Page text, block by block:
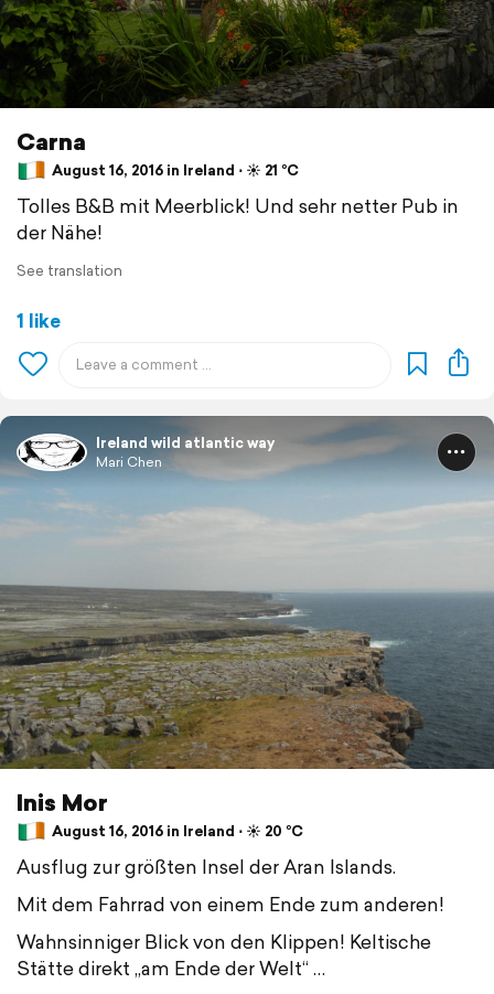
Carna
August 16, 2016 in Ireland ⋅ ☀️ 21 °C
Tolles B&B mit Meerblick! Und sehr netter Pub in
der Nähe!
See translation
1 like
Ireland wild atlantic way
Mari Chen
Inis Mor
August 16, 2016 in Ireland ⋅ ☀️ 20 °C
Ausflug zur größten Insel der Aran Islands.
Mit dem Fahrrad von einem Ende zum anderen!
Wahnsinniger Blick von den Klippen! Keltische
Stätte direkt „am Ende der Welt“ …